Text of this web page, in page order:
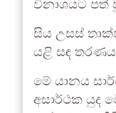
විනාශයට පත්
සිය උසස්
යළි සඳ
මේ යානය
අසාර්ථක යුද